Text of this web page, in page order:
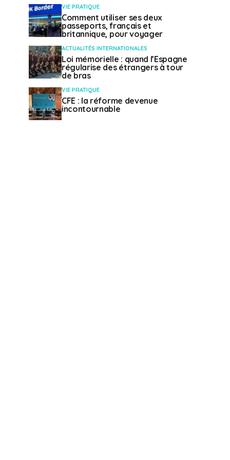
VIE PRATIQUE
Comment utiliser ses deux
passeports, français et
britannique, pour voyager
ACTUALITÉS INTERNATIONALES
Loi mémorielle : quand l’Espagne
régularise des étrangers à tour
de bras
VIE PRATIQUE
CFE : la réforme devenue
incontournable